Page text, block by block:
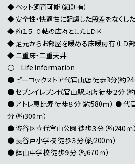
◆ ペット飼育可能（細則有）
◆ 安全性・快適性に配慮した段差をなくした
◆ 約１５．０帖の広々としたＬＤＫ
◆ 足元からお部屋を暖める床暖房有（ＬＤ部
◆ 二重床・二重天井
〇 Life information
● ピーコックストア代官山店 徒歩3分(約
● セブンイレブン代官山駅東店 徒歩２分（
● アトレ恵比寿 徒歩８分（約580ｍ） ● 代官
分（約300ｍ）
● 渋谷区立代官山公園 徒歩３分（約240ｍ）
● 長谷戸小学校 徒歩３分（約200ｍ）
● 鉢山中学校 徒歩９分（約670ｍ）